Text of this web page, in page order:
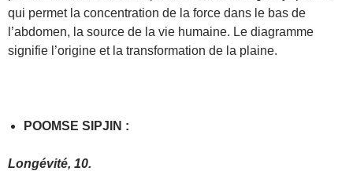
qui permet la concentration de la force dans le bas de
l’abdomen, la source de la vie humaine. Le diagramme
signifie l’origine et la transformation de la plaine.
POOMSE SIPJIN :
Longévité, 10.